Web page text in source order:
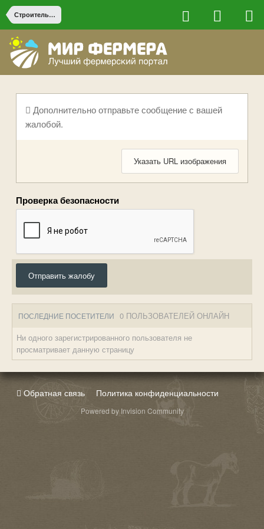
Строительство на ферме
Дополнительно отправьте сообщение с вашей
жалобой.
Указать URL изображения
Проверка безопасности
Отправить жалобу
ПОСЛЕДНИЕ ПОСЕТИТЕЛИ 0 ПОЛЬЗОВАТЕЛЕЙ ОНЛАЙН
Ни одного зарегистрированного пользователя не
просматривает данную страницу
Обратная связь Политика конфиденциальности
Powered by Invision Community